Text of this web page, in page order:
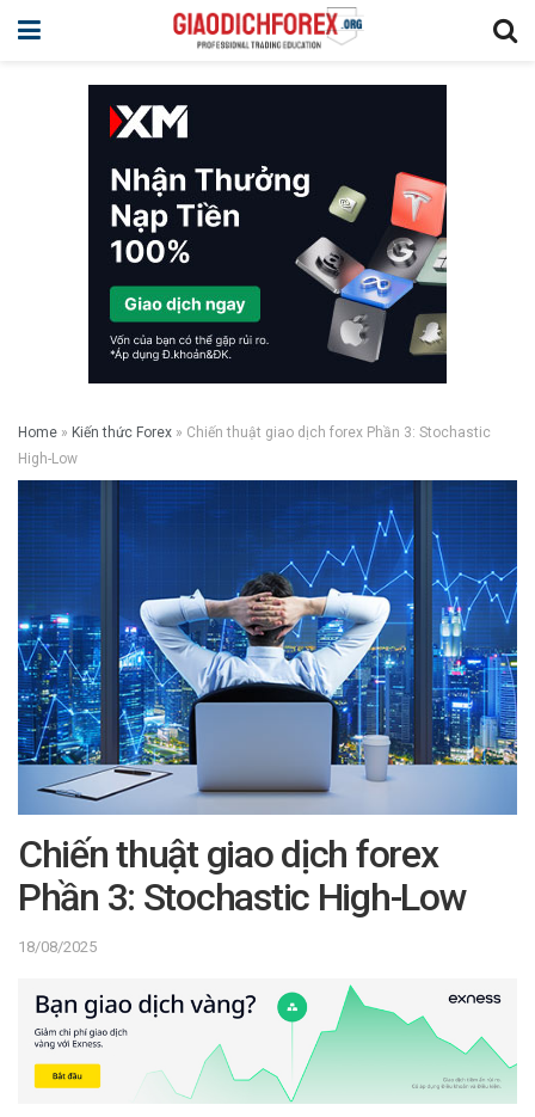
Home » Kiến thức Forex » Chiến thuật giao dịch forex Phần 3: Stochastic
High-Low
Chiến thuật giao dịch forex
Phần 3: Stochastic High-Low
18/08/2025